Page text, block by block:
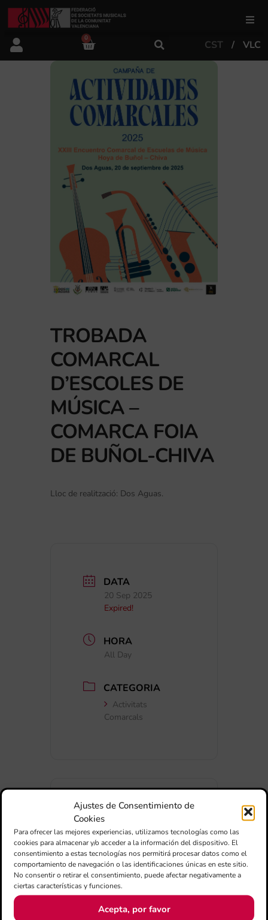
Ajustes de Consentimiento de
Cookies
Para ofrecer las mejores experiencias, utilizamos tecnologías como las
cookies para almacenar y/o acceder a la información del dispositivo. El
consentimiento a estas tecnologías nos permitirá procesar datos como el
comportamiento de navegación o las identificaciones únicas en este sitio.
No consentir o retirar el consentimiento, puede afectar negativamente a
ciertas características y funciones.
Acepta, por favor
FSMCV
Àrea de gestió
Àrea educativa
Àrea Artística
0
CST VLC
TROBADA
COMARCAL
D’ESCOLES DE
MÚSICA –
COMARCA FOIA
DE BUÑOL-CHIVA
Lloc de realització: Dos Aguas.
DATA
20 Sep 2025
Expired!
HORA
All Day
CATEGORIA
Activitats
Comarcals
+ Afegir a Google Calendar
Exportar + iCal / Outlook